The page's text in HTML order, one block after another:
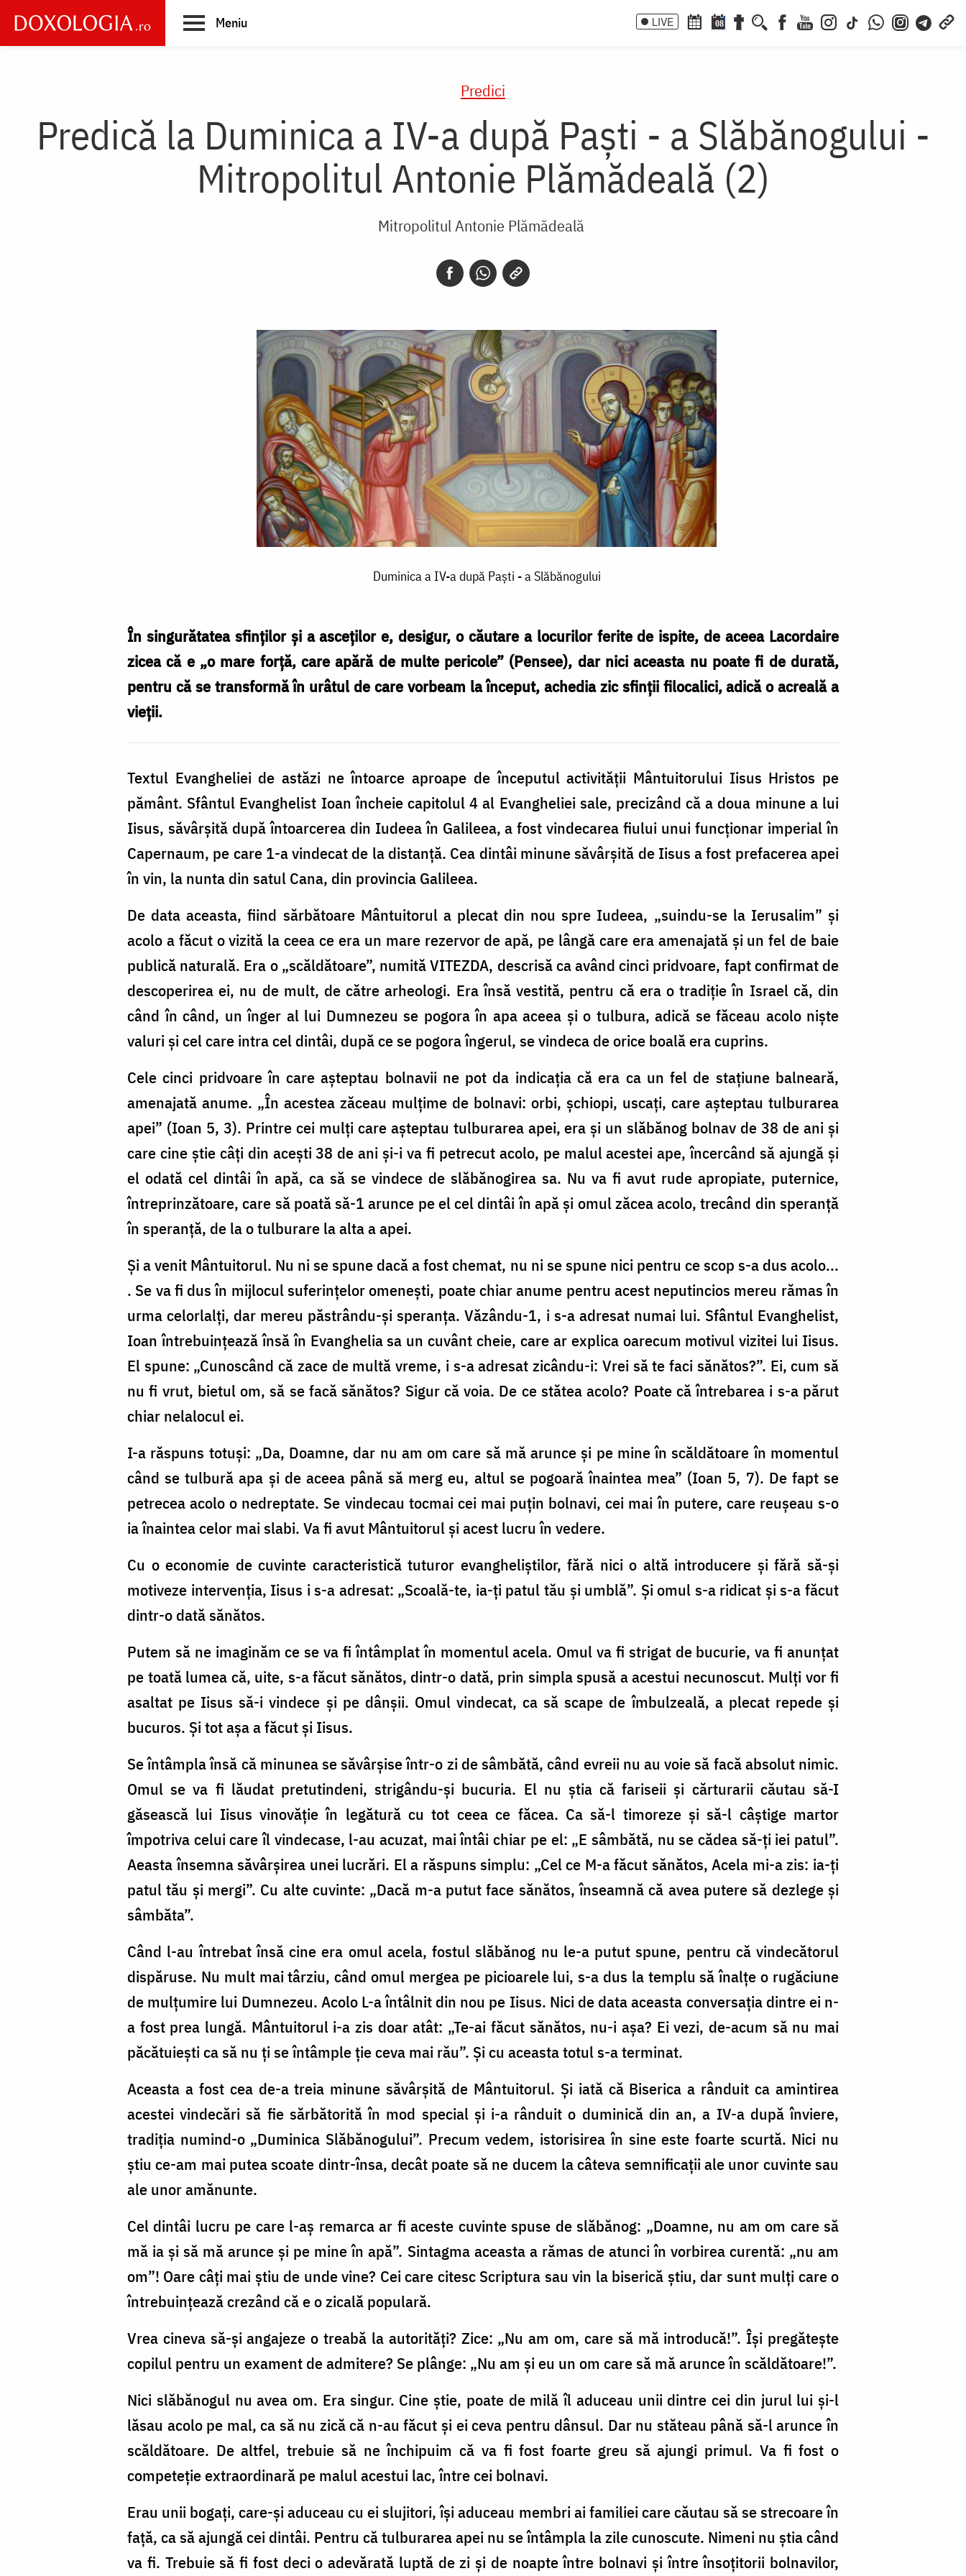
main
Meniu LIVE 08
Predici
Predică la Duminica a IV-a după Paşti - a Slăbănogului -
Mitropolitul Antonie Plămădeală (2)
Mitropolitul Antonie Plămădeală
Duminica a IV-a după Paşti - a Slăbănogului
În singurătatea sfinţilor şi a asceţilor e, desigur, o căutare a locurilor ferite de ispite, de aceea Lacordaire
zicea că e „o mare forţă, care apără de multe pericole” (Pensee), dar nici aceasta nu poate fi de durată,
pentru că se transformă în urâtul de care vor­beam la început, achedia zic sfinţii filocalici, adică o acreală a
vieţii.
Textul Evangheliei de astăzi ne întoarce aproape de începutul activităţii Mântuitorului Iisus Hristos pe
pământ. Sfântul Evanghelist Ioan încheie capitolul 4 al Evangheliei sale, precizând că a doua minune a lui
Iisus, săvârşită după întoarcerea din Iudeea în Galileea, a fost vindecarea fiului unui funcţionar imperial în
Capernaum, pe care 1-a vindecat de la distanţă. Cea dintâi minune săvârşită de Iisus a fost prefacerea apei
în vin, la nunta din satul Cana, din provincia Galileea.
De data aceasta, fiind sărbătoare Mântuitorul a plecat din nou spre Iudeea, „suindu-se la Ierusalim” şi
acolo a făcut o vizită la ceea ce era un mare rezervor de apă, pe lângă care era amenajată şi un fel de baie
publică naturală. Era o „scăldătoare”, numită VITEZDA, descrisă ca având cinci pridvoare, fapt confirmat de
descoperirea ei, nu de mult, de către arheologi. Era însă vestită, pentru că era o tradiţie în Israel că, din
când în când, un înger al lui Dumnezeu se pogora în apa aceea şi o tulbura, adică se făceau acolo nişte
valuri şi cel care intra cel dintâi, după ce se pogora îngerul, se vindeca de orice boală era cuprins.
Cele cinci pridvoare în care aşteptau bolnavii ne pot da indi­caţia că era ca un fel de staţiune balneară,
amenajată anume. „În acestea zăceau mulţime de bolnavi: orbi, şchiopi, uscaţi, care aşteptau tulburarea
apei” (Ioan 5, 3). Printre cei mulţi care aştep­tau tulburarea apei, era şi un slăbănog bolnav de 38 de ani şi
care cine ştie câţi din aceşti 38 de ani şi-i va fi petrecut acolo, pe malul acestei ape, încercând să ajungă şi
el odată cel dintâi în apă, ca să se vindece de slăbănogirea sa. Nu va fi avut rude apropiate, puter­nice,
întreprinzătoare, care să poată să-1 arunce pe el cel dintâi în apă şi omul zăcea acolo, trecând din speranţă
în speranţă, de la o tulburare la alta a apei.
Şi a venit Mântuitorul. Nu ni se spune dacă a fost chemat, nu ni se spune nici pentru ce scop s-a dus acolo...
. Se va fi dus în mijlocul suferinţelor omeneşti, poate chiar anume pentru acest neputincios mereu rămas în
urma celorlalţi, dar mereu păstrându-şi speranţa. Văzându-1, i s-a adresat numai lui. Sfântul Evanghelist,
Ioan întrebuinţează însă în Evanghelia sa un cuvânt cheie, care ar explica oarecum motivul vizitei lui Iisus.
El spune: „Cunoscând că zace de multă vreme, i s-a adresat zicându-i: Vrei să te faci sănătos?”. Ei, cum să
nu fi vrut, bietul om, să se facă sănătos? Sigur că voia. De ce stătea acolo? Poate că întrebarea i s-a părut
chiar nelalocul ei.
I-a răspuns totuşi: „Da, Doamne, dar nu am om care să mă arunce şi pe mine în scăldătoare în momentul
când se tulbură apa şi de aceea până să merg eu, altul se pogoară înaintea mea” (Ioan 5, 7). De fapt se
petrecea acolo o nedreptate. Se vindecau tocmai cei mai puţin bolnavi, cei mai în putere, care reuşeau s-o
ia înaintea celor mai slabi. Va fi avut Mântuitorul şi acest lucru în vedere.
Cu o economie de cuvinte caracteristică tuturor evangheliştilor, fără nici o altă introducere şi fără să-şi
motiveze intervenţia, Iisus i s-a adresat: „Scoală-te, ia-ţi patul tău şi umblă”. Şi omul s-a ridicat şi s-a făcut
dintr-o dată sănătos.
Putem să ne imaginăm ce se va fi întâmplat în momentul acela. Omul va fi strigat de bucurie, va fi anunţat
pe toată lumea că, uite, s-a făcut sănătos, dintr-o dată, prin simpla spusă a acestui necunos­cut. Mulţi vor fi
asaltat pe Iisus să-i vindece şi pe dânşii. Omul vin­decat, ca să scape de îmbulzeală, a plecat repede şi
bucuros. Şi tot aşa a făcut şi Iisus.
Se întâmpla însă că minunea se săvârşise într-o zi de sâmbătă, când evreii nu au voie să facă absolut nimic.
Omul se va fi lăudat pretutindeni, strigându-şi bucuria. El nu ştia că fariseii şi cărturarii căutau să-I
găsească lui Iisus vinovăţie în legătură cu tot ceea ce făcea. Ca să-l timoreze şi să-l câştige martor
împotriva celui care îl vindecase, l-au acuzat, mai întâi chiar pe el: „E sâmbătă, nu se cădea să-ţi iei patul”.
Aeasta însemna săvârşirea unei lucrări. El a răspuns simplu: „Cel ce M-a făcut sănătos, Acela mi-a zis: ia-ţi
patul tău şi mergi”. Cu alte cuvinte: „Dacă m-a putut face sănătos, înseamnă că avea putere să dezlege şi
sâmbăta”.
Când l-au întrebat însă cine era omul acela, fostul slăbănog nu le-a putut spune, pen­tru că vindecătorul
dispăruse. Nu mult mai târziu, când omul mergea pe picioarele lui, s-a dus la templu să înalţe o rugăciune
de mulţumire lui Dumnezeu. Acolo L-a întâlnit din nou pe Iisus. Nici de data aceasta conversaţia dintre ei n-
a fost prea lungă. Mântuitorul i-a zis doar atât: „Te-ai făcut sănătos, nu-i aşa? Ei vezi, de-acum să nu mai
păcătuieşti ca să nu ţi se întâmple ţie ceva mai rău”. Şi cu aceasta totul s-a terminat.
Aceasta a fost cea de-a treia minune săvârşită de Mântuitorul. Şi iată că Biserica a rânduit ca amintirea
acestei vindecări să fie sărbătorită în mod special şi i-a rânduit o duminică din an, a IV-a după înviere,
tradiţia numind-o „Duminica Slăbănogului”. Precum vedem, istorisirea în sine este foarte scurtă. Nici nu
ştiu ce-am mai putea scoate dintr-însa, decât poate să ne ducem la câteva semnifi­caţii ale unor cuvinte sau
ale unor amănunte.
Cel dintâi lucru pe care l-aş remarca ar fi aceste cuvinte spuse de slăbănog: „Doamne, nu am om care să
mă ia şi să mă arunce şi pe mine în apă”. Sintagma aceasta a rămas de atunci în vorbirea curentă: „nu am
om”! Oare câţi mai ştiu de unde vine? Cei care citesc Scriptura sau vin la biserică ştiu, dar sunt mulţi care o
între­buinţează crezând că e o zicală populară.
Vrea cineva să-şi anga­jeze o treabă la autorităţi? Zice: „Nu am om, care să mă introducă!”. Îşi pregăteşte
copilul pentru un exament de admitere? Se plânge: „Nu am şi eu un om care să mă arunce în scăldătoare!”.
Nici slăbănogul nu avea om. Era singur. Cine ştie, poate de milă îl aduceau unii dintre cei din jurul lui şi-l
lăsau acolo pe mal, ca să nu zică că n-au făcut şi ei ceva pentru dânsul. Dar nu stăteau până să-l arunce în
scăldătoare. De altfel, trebuie să ne închipuim că va fi fost foarte greu să ajungi primul. Va fi fost o
competeţie extraordinară pe malul acestui lac, între cei bolnavi.
Erau unii bogaţi, care-şi aduceau cu ei slujitori, îşi aduceau membri ai familiei care căutau să se strecoare în
faţă, ca să ajungă cei dintâi. Pentru că tulburarea apei nu se întâmpla la zile cunos­cute. Nimeni nu ştia când
va fi. Trebuie să fi fost deci o adevărată luptă de zi şi de noapte între bolnavi şi între însoţitorii bolnavilor,